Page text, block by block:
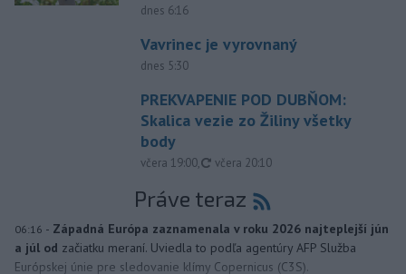
dnes 6:16
Vavrinec je vyrovnaný
dnes 5:30
PREKVAPENIE POD DUBŇOM:
Skalica vezie zo Žiliny všetky
body
včera 19:00, aktualizované
včera 20:10
Práve teraz
06:16 - Západná Európa zaznamenala v roku 2026 najteplejší jún
a júl od začiatku meraní. Uviedla to podľa agentúry AFP Služba
Európskej únie pre sledovanie klímy Copernicus (C3S).